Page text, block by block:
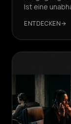
Sie
AGENTEN
ERSTELLEN
Ist eine
Salesforce?
ENTDECKEN